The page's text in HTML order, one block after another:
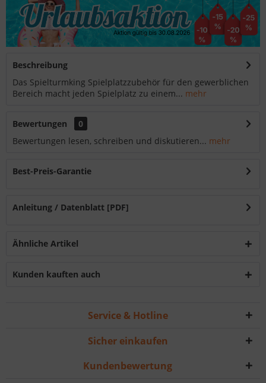
Beschreibung
Das Spielturmking Spielplatzzubehör für den gewerblichen
Bereich macht jeden Spielplatz zu einem... mehr
Bewertungen
0
Bewertungen lesen, schreiben und diskutieren... mehr
Best-Preis-Garantie
Anleitung / Datenblatt [PDF]
Ähnliche Artikel
Kunden kauften auch
Service & Hotline
Sicher einkaufen
Kundenbewertung